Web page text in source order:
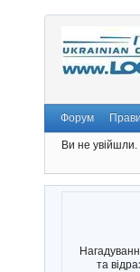
Форум
Ви не увійшли.
та